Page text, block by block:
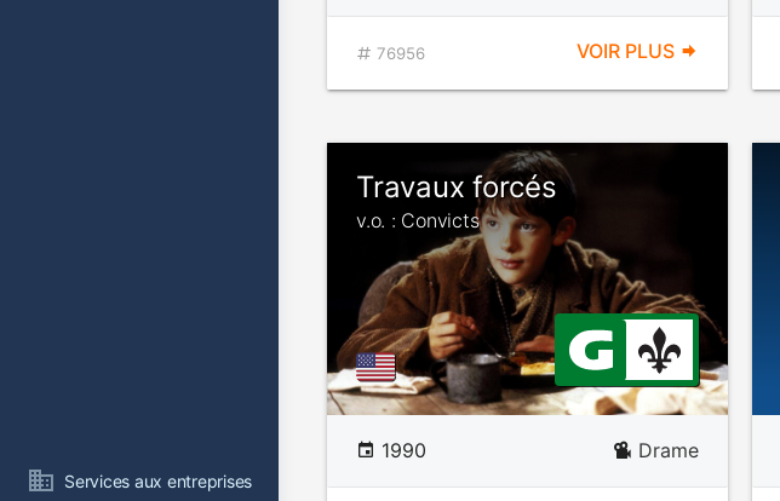
Services aux entreprises
76956 VOIR PLUS
Travaux forcés
v.o. : Convicts
1990 Drame